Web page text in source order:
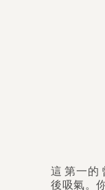
這 第一的
後吸氣。